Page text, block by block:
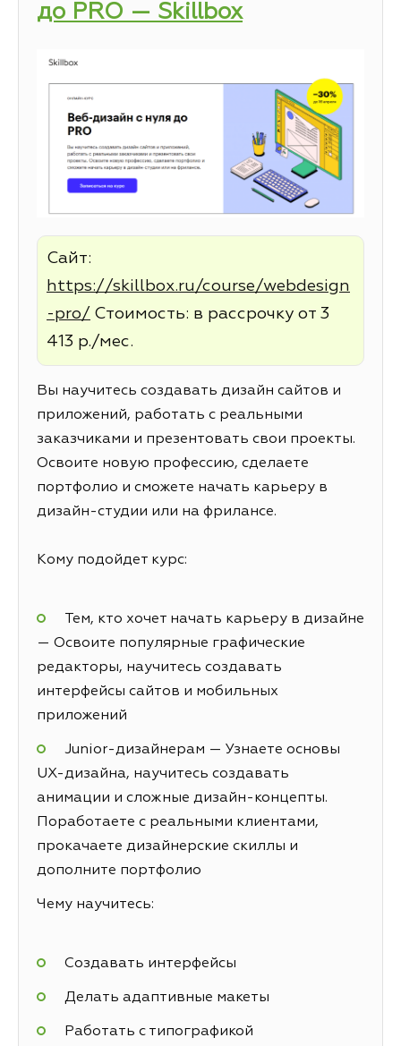
до PRO — Skillbox
Сайт:
https://skillbox.ru/course/webdesign
-pro/ Стоимость: в рассрочку от 3
413 р./мес.
Вы научитесь создавать дизайн сайтов и
приложений, работать с реальными
заказчиками и презентовать свои проекты.
Освоите новую профессию, сделаете
портфолио и сможете начать карьеру в
дизайн-студии или на фрилансе.
Кому подойдет курс:
Тем, кто хочет начать карьеру в дизайне
— Освоите популярные графические
редакторы, научитесь создавать
интерфейсы сайтов и мобильных
приложений
Junior-дизайнерам — Узнаете основы
UX-дизайна, научитесь создавать
анимации и сложные дизайн-концепты.
Поработаете с реальными клиентами,
прокачаете дизайнерские скиллы и
дополните портфолио
Чему научитесь:
Создавать интерфейсы
Делать адаптивные макеты
Работать с типографикой